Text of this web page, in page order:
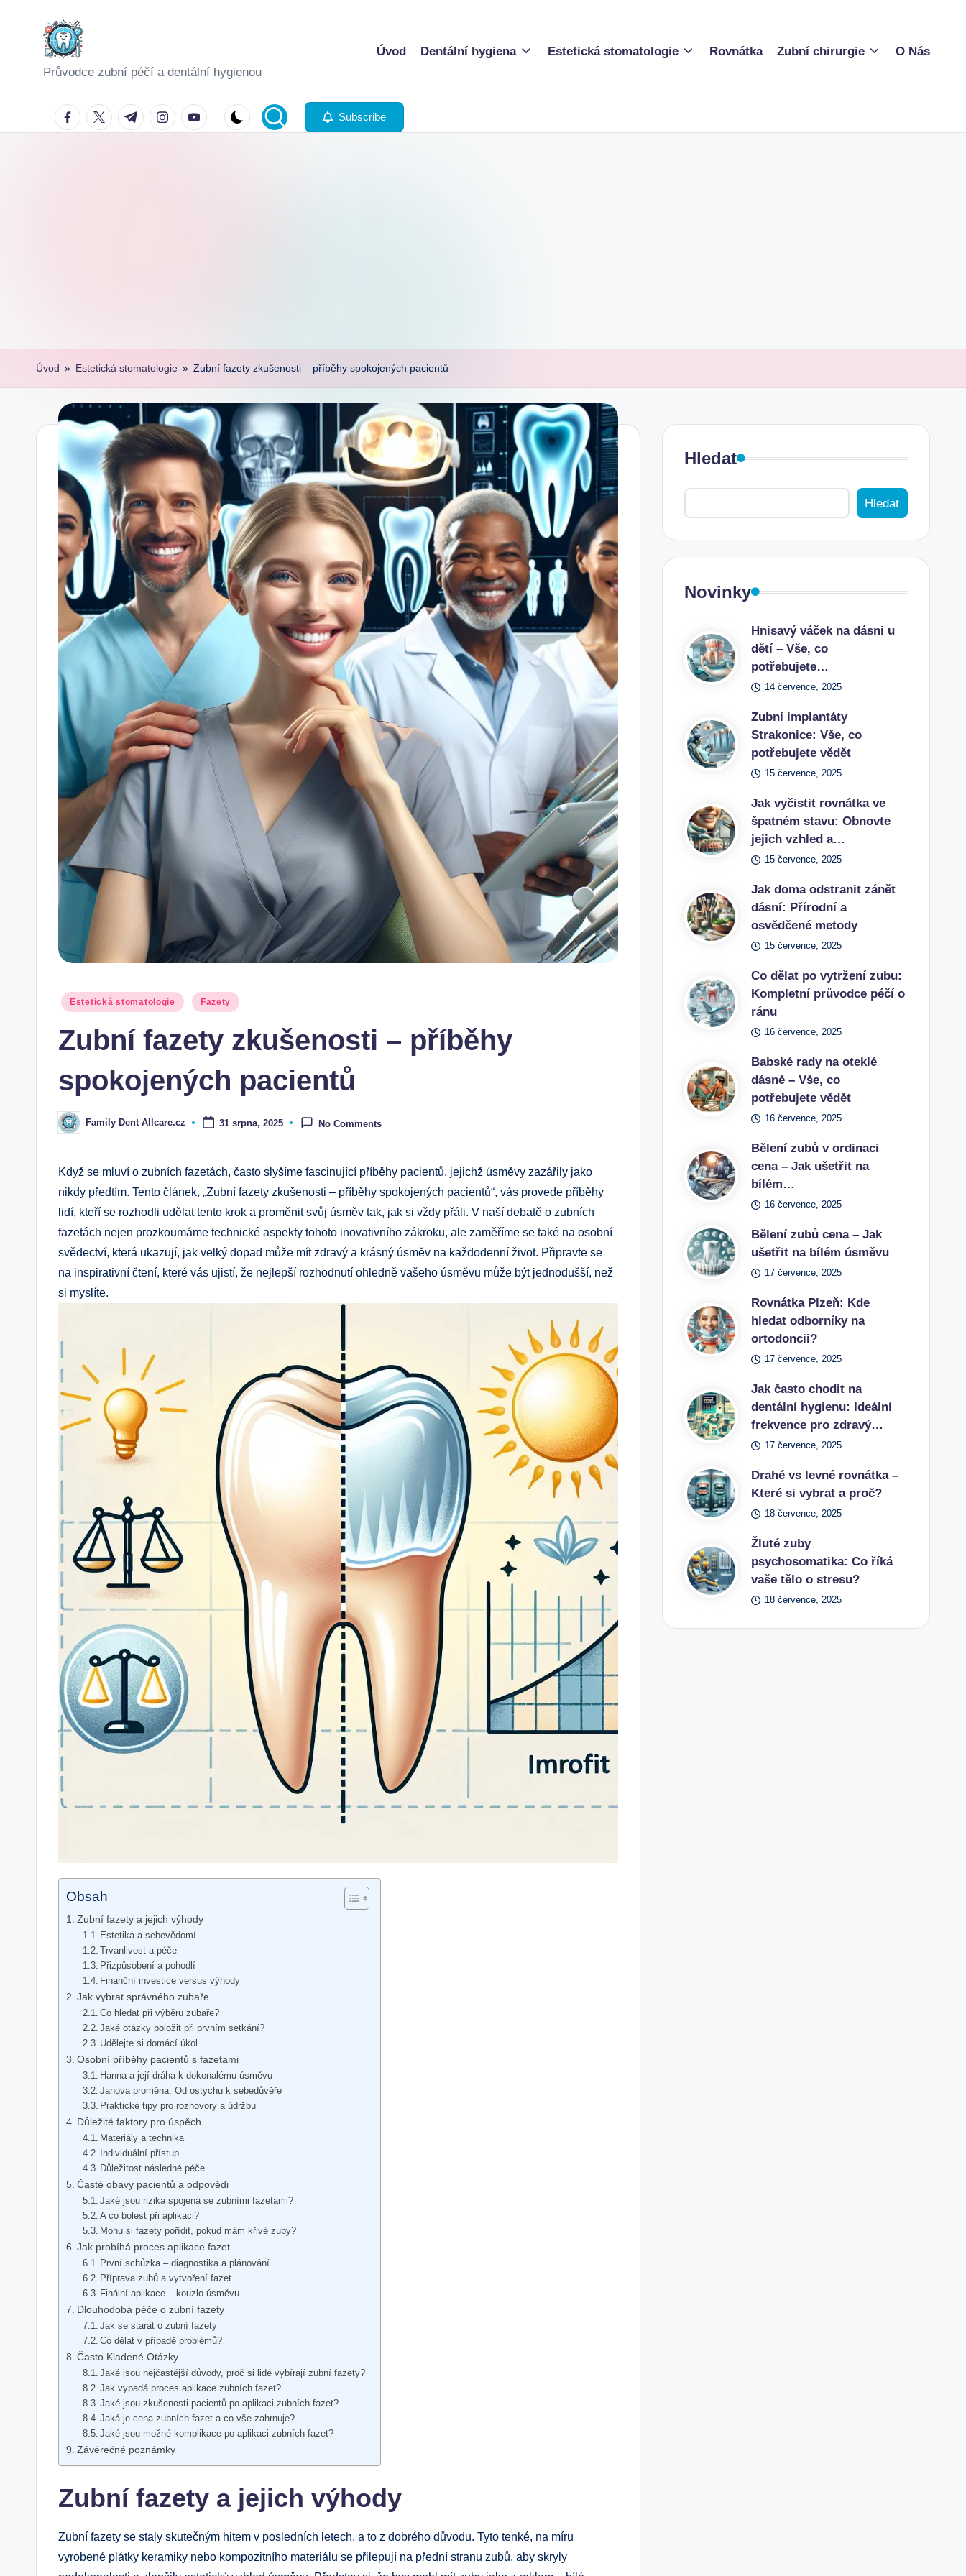
Průvodce zubní péčí a dentální hygienou
Úvod Dentální hygiena Estetická stomatologie Rovnátka Zubní chirurgie O Nás
facebook.com
twitter.com
t.me instagram.com
youtube.com Subscribe
Úvod » Estetická stomatologie » Zubní fazety zkušenosti – příběhy spokojených pacientů
Posted
Estetická stomatologie Fazety
Zubní fazety zkušenosti – příběhy
spokojených pacientů
Posted
by
Family Dent Allcare.cz 31 srpna, 2025 No Comments
Když se mluví o zubních fazetách, často slyšíme fascinující příběhy pacientů, jejichž úsměvy zazářily jako
nikdy předtím. Tento článek, „Zubní fazety zkušenosti – příběhy spokojených pacientů“, vás provede příběhy
lidí, kteří se rozhodli udělat tento krok a proměnit svůj úsměv tak, jak si vždy přáli. V naší debatě o zubních
fazetách nejen prozkoumáme technické aspekty tohoto inovativního zákroku, ale zaměříme se také na osobní
svědectví, která ukazují, jak velký dopad může mít zdravý a krásný úsměv na každodenní život. Připravte se
na inspirativní čtení, které vás ujistí, že nejlepší rozhodnutí ohledně vašeho úsměvu může být jednodušší, než
si myslíte.
Obsah
Zubní fazety a jejich výhody
Estetika a sebevědomí
Trvanlivost a péče
Přizpůsobení a pohodlí
Finanční investice versus výhody
Jak vybrat správného zubaře
Co hledat při výběru zubaře?
Jaké otázky položit při prvním setkání?
Udělejte si domácí úkol
Osobní příběhy pacientů s fazetami
Hanna a její dráha k dokonalému úsměvu
Janova proměna: Od ostychu k sebedůvěře
Praktické tipy pro rozhovory a údržbu
Důležité faktory pro úspěch
Materiály a technika
Individuální přístup
Důležitost následné péče
Časté obavy pacientů a odpovědi
Jaké jsou rizika spojená se zubními fazetami?
A co bolest při aplikaci?
Mohu si fazety pořídit, pokud mám křivé zuby?
Jak probíhá proces aplikace fazet
První schůzka – diagnostika a plánování
Příprava zubů a vytvoření fazet
Finální aplikace – kouzlo úsměvu
Dlouhodobá péče o zubní fazety
Jak se starat o zubní fazety
Co dělat v případě problémů?
Často Kladené Otázky
Jaké jsou nejčastější důvody, proč si lidé vybírají zubní fazety?
Jak vypadá proces aplikace zubních fazet?
Jaké jsou zkušenosti pacientů po aplikaci zubních fazet?
Jaká je cena zubních fazet a co vše zahrnuje?
Jaké jsou možné komplikace po aplikaci zubních fazet?
Závěrečné poznámky
Zubní fazety a jejich výhody
Zubní fazety se staly skutečným hitem v posledních letech, a to z dobrého důvodu. Tyto tenké, na míru
vyrobené plátky keramiky nebo kompozitního materiálu se přilepují na přední stranu zubů, aby skryly
Hledat
Hledat
Novinky
Hnisavý váček na dásni u
dětí – Vše, co
potřebujete…
14 července, 2025
Zubní implantáty
Strakonice: Vše, co
potřebujete vědět
15 července, 2025
Jak vyčistit rovnátka ve
špatném stavu: Obnovte
jejich vzhled a…
15 července, 2025
Jak doma odstranit zánět
dásní: Přírodní a
osvědčené metody
15 července, 2025
Co dělat po vytržení zubu:
Kompletní průvodce péčí o
ránu
16 července, 2025
Babské rady na oteklé
dásně – Vše, co
potřebujete vědět
16 července, 2025
Bělení zubů v ordinaci
cena – Jak ušetřit na
bílém…
16 července, 2025
Bělení zubů cena – Jak
ušetřit na bílém úsměvu
17 července, 2025
Rovnátka Plzeň: Kde
hledat odborníky na
ortodoncii?
17 července, 2025
Jak často chodit na
dentální hygienu: Ideální
frekvence pro zdravý…
17 července, 2025
Drahé vs levné rovnátka –
Které si vybrat a proč?
18 července, 2025
Žluté zuby
psychosomatika: Co říká
vaše tělo o stresu?
18 července, 2025